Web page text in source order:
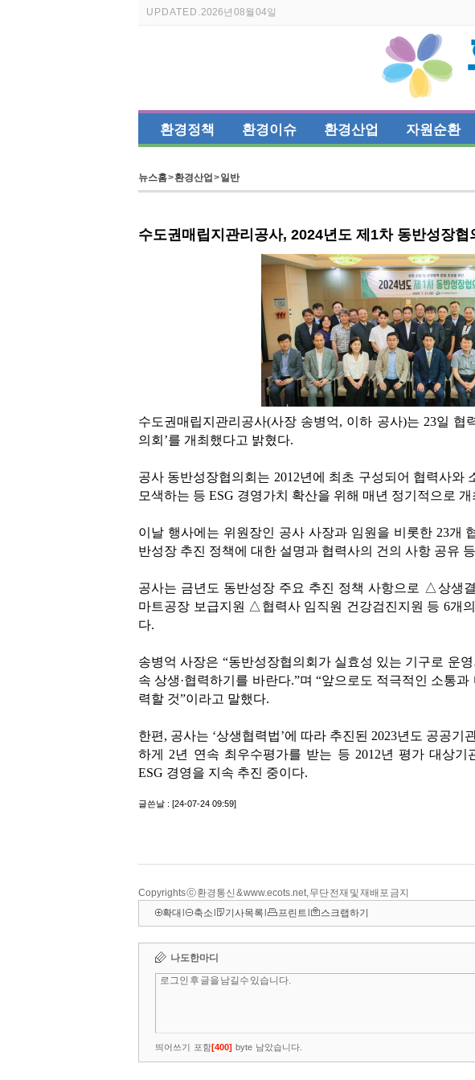
UPDATED.2026년 08월 04일
환경정책 환경이슈 환경산업 자원순환
뉴스홈>환경산업 >일반
Copyrights ⓒ 환경통신 & www.ecots.net, 무단 전재 및 재배포 금지
확대
축소 기사목록 프린트 스크랩하기